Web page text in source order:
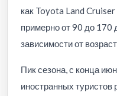
как Toyota Land
примерно от 90 до
зависимости от
Пик сезона, с конца
иностранных туристов